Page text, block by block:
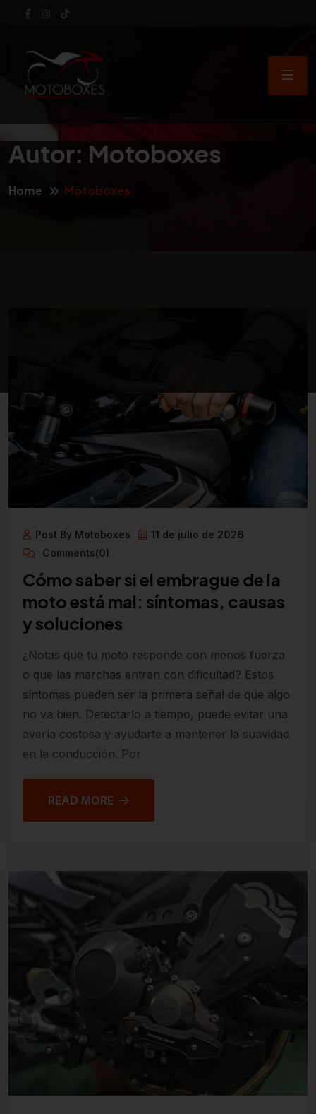
Autor: Motoboxes
Home Motoboxes
Post By Motoboxes
11 de julio de 2026
Comments(0)
Cómo saber si el embrague de la
moto está mal: síntomas, causas
y soluciones
¿Notas que tu moto responde con menos fuerza
o que las marchas entran con dificultad? Estos
síntomas pueden ser la primera señal de que algo
no va bien. Detectarlo a tiempo, puede evitar una
avería costosa y ayudarte a mantener la suavidad
en la conducción. Por
READ MORE